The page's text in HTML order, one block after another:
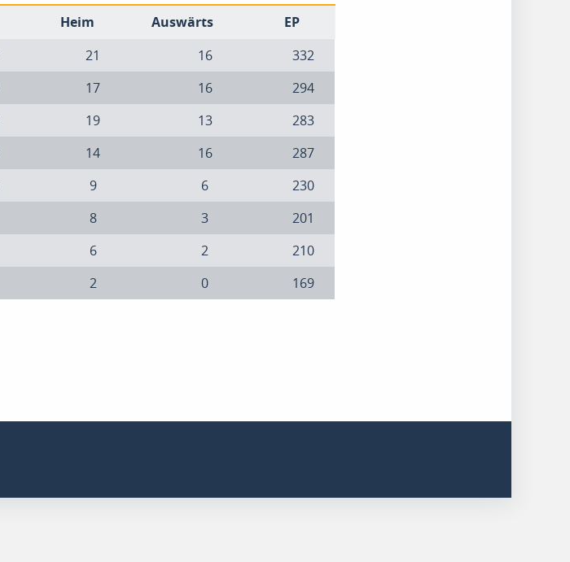
Heim Auswärts
EP
21 16
332
17 16
294
19 13
283
14 16
287
9 6
230
8 3
201
6 2
210
2 0 169